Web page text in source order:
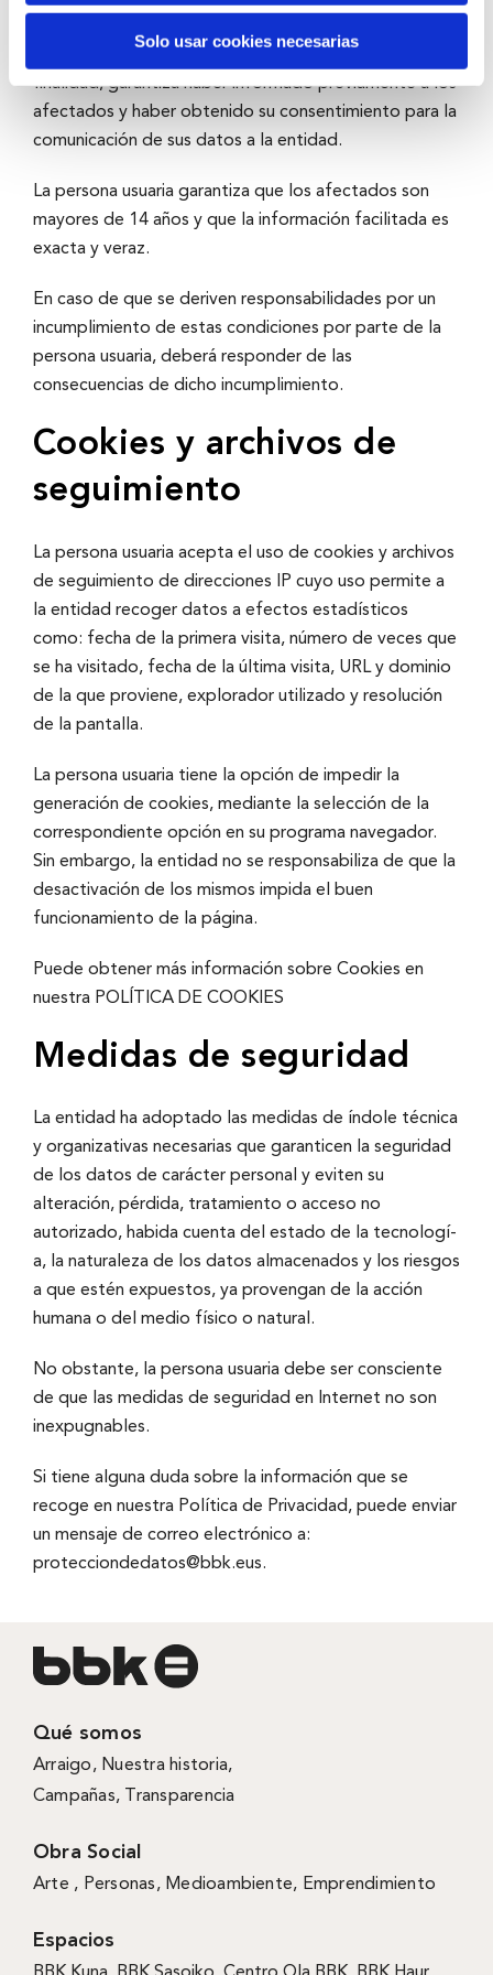
Solo usar cookies necesarias
finalidad, garantiza haber informado previamente a los
afectados y haber obtenido su consentimiento para la
comunicación de sus datos a la entidad.
La persona usuaria garantiza que los afectados son
mayores de 14 años y que la información facilitada es
exacta y veraz.
En caso de que se deriven responsabilidades por un
incumplimiento de estas condiciones por parte de la
persona usuaria, deberá responder de las
consecuencias de dicho incumplimiento.
Cookies y archivos de
seguimiento
La persona usuaria acepta el uso de cookies y archivos
de seguimiento de direcciones IP cuyo uso permite a
la entidad recoger datos a efectos estadí­sticos
como: fecha de la primera visita, número de veces que
se ha visitado, fecha de la última visita, URL y dominio
de la que proviene, explorador utilizado y resolución
de la pantalla.
La persona usuaria tiene la opción de impedir la
generación de cookies, mediante la selección de la
correspondiente opción en su programa navegador.
Sin embargo, la entidad no se responsabiliza de que la
desactivación de los mismos impida el buen
funcionamiento de la página.
Puede obtener más información sobre Cookies en
nuestra POLÍTICA DE COOKIES
Medidas de seguridad
La entidad ha adoptado las medidas de í­ndole técnica
y organizativas necesarias que garanticen la seguridad
de los datos de carácter personal y eviten su
alteración, pérdida, tratamiento o acceso no
autorizado, habida cuenta del estado de la tecnologí­
a, la naturaleza de los datos almacenados y los riesgos
a que estén expuestos, ya provengan de la acción
humana o del medio fí­sico o natural.
No obstante, la persona usuaria debe ser consciente
de que las medidas de seguridad en Internet no son
inexpugnables.
Si tiene alguna duda sobre la información que se
recoge en nuestra Polí­tica de Privacidad, puede enviar
un mensaje de correo electrónico a:
protecciondedatos@bbk.eus.
Qué somos
Arraigo, Nuestra historia,
Campañas, Transparencia
Obra Social
Arte , Personas, Medioambiente, Emprendimiento
Espacios